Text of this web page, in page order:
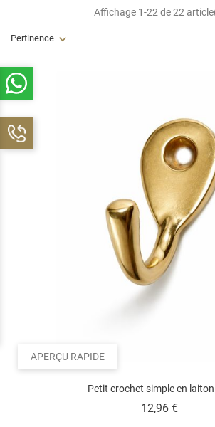
Pertinence
Affichage 1-22 de 22
APERÇU RAPIDE
Petit crochet simple en
12,96 €Prix